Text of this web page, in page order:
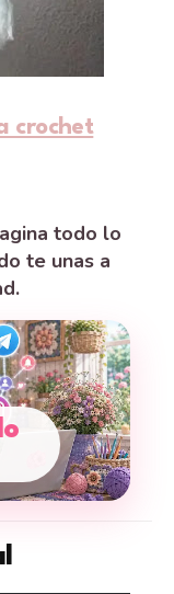
crochet
todo lo
te unas a